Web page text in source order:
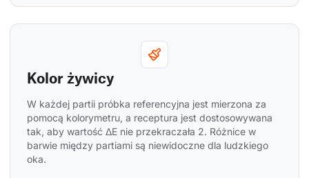
Kolor żywicy
W każdej partii próbka referencyjna jest mierzona za
pomocą kolorymetru, a receptura jest dostosowywana
tak, aby wartość ΔE nie przekraczała 2. Różnice w
barwie między partiami są niewidoczne dla ludzkiego
oka.